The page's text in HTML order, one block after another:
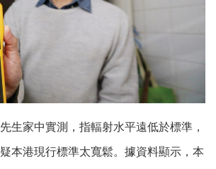
生家中實測，指輻射水平遠低於標準，
本港現行標準太寬鬆。據資料顯示，本